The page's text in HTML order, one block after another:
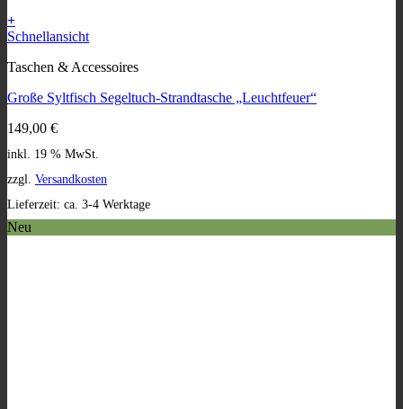
+
Schnellansicht
Taschen & Accessoires
Große Syltfisch Segeltuch-Strandtasche „Leuchtfeuer“
149,00 €
inkl. 19 % MwSt.
zzgl. Versandkosten
Lieferzeit: ca. 3-4 Werktage
Neu